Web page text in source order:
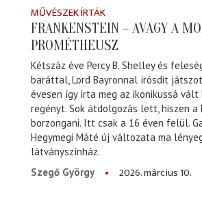
MŰVÉSZEK ÍRTÁK
FRANKENSTEIN – AVAGY A
PROMÉTHEUSZ
Kétszáz éve Percy B. Shelley és
baráttal, Lord Bayronnal írósdit
évesen így írta meg az ikonikussá vált
regényt. Sok átdolgozás lett, hiszen a
borzongani. Itt csak a 16 éven felül.
Hegymegi Máté új változata ma
látványszínház.
Szegő György
2026. március 10.